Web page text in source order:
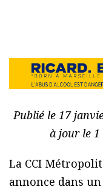
Publié le 17
à jour le 1
La CCI
annonce dans